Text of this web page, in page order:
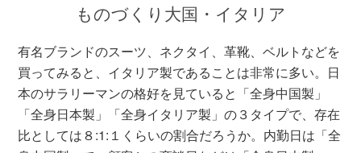
ものづくり大国・イタリア
有名ブランドのスーツ、ネクタイ、革靴、ベルトなどを
買ってみると、イタリア製であることは非常に多い。日
本のサラリーマンの格好を見ていると「全身中国製」
「全身日本製」「全身イタリア製」の３タイプで、存在
比としては８:1:１くらいの割合だろうか。内勤日は「全